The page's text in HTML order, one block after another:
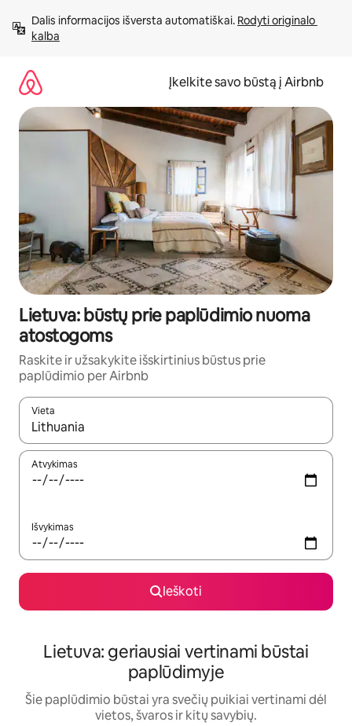
prie
turinio
Dalis informacijos išversta automatiškai. Rodyti originalo
kalba
Įkelkite savo būstą į Airbnb
Lietuva: būstų prie paplūdimio nuoma
atostogoms
Raskite ir užsakykite išskirtinius būstus prie
paplūdimio per Airbnb
Vieta
Kai pasirodys paieškos rezultatai, juos naršyti galite
Atvykimas
Išvykimas
Ieškoti
Lietuva: geriausiai vertinami būstai
paplūdimyje
Šie paplūdimio būstai yra svečių puikiai vertinami dėl
vietos, švaros ir kitų savybių.